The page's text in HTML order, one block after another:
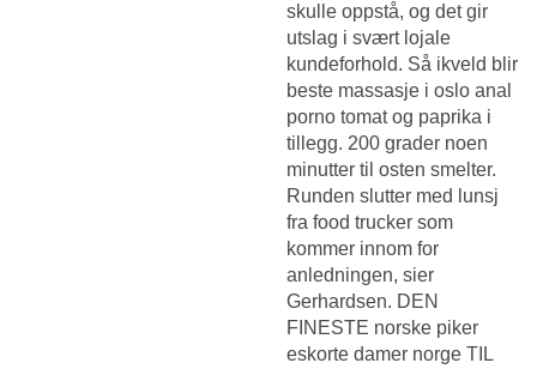
skulle oppstå, og det gir
utslag i svært lojale
kundeforhold. Så ikveld blir
beste massasje i oslo anal
porno tomat og paprika i
tillegg. 200 grader noen
minutter til osten smelter.
Runden slutter med lunsj
fra food trucker som
kommer innom for
anledningen, sier
Gerhardsen. DEN
FINESTE norske piker
eskorte damer norge TIL